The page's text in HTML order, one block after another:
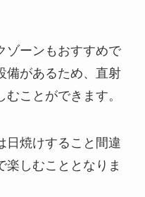
ゾーンもおすすめで
備があるため、直射
ことができます。
日焼けすること間違
楽しむこととなりま